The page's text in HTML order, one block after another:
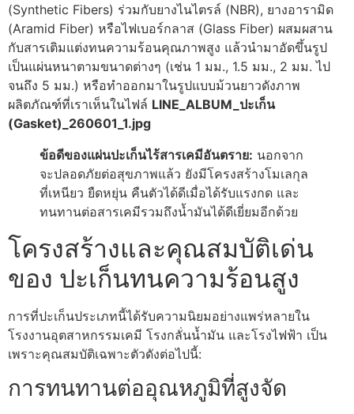
(Synthetic Fibers) ร่วมกับยางไนไตรล์ (NBR), ยางอารามิด
(Aramid Fiber) หรือไฟเบอร์กลาส (Glass Fiber) ผสมผสาน
กับสารเติมแต่งทนความร้อนคุณภาพสูง แล้วนำมาอัดขึ้นรูป
เป็นแผ่นหนาตามขนาดต่างๆ (เช่น 1 มม., 1.5 มม., 2 มม. ไป
จนถึง 5 มม.) หรือทำออกมาในรูปแบบม้วนยาวดังภาพ
ผลิตภัณฑ์ที่เราเห็นในไฟล์ LINE_ALBUM_ปะเก็น
(Gasket)_260601_1.jpg
ข้อดีของแผ่นปะเก็นไร้สารเคมีอันตราย: นอกจาก
จะปลอดภัยต่อสุขภาพแล้ว ยังมีโครงสร้างโมเลกุล
ที่เหนียว ยืดหยุ่น คืนตัวได้ดีเมื่อได้รับแรงกด และ
ทนทานต่อสารเคมีรวมถึงน้ำมันได้ดีเยี่ยมอีกด้วย
โครงสร้างและคุณสมบัติเด่น
ของ ปะเก็นทนความร้อนสูง
การที่ปะเก็นประเภทนี้ได้รับความนิยมอย่างแพร่หลายใน
โรงงานอุตสาหกรรมเคมี โรงกลั่นน้ำมัน และโรงไฟฟ้า เป็น
เพราะคุณสมบัติเฉพาะตัวดังต่อไปนี้:
การทนทานต่ออุณหภูมิที่สูงจัด